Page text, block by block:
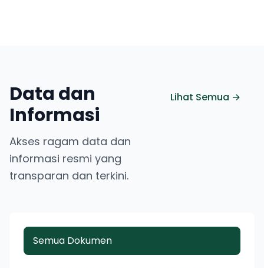
Data dan
Informasi
Akses ragam data dan
informasi resmi yang
transparan dan terkini.
Lihat Semua →
Semua Dokumen